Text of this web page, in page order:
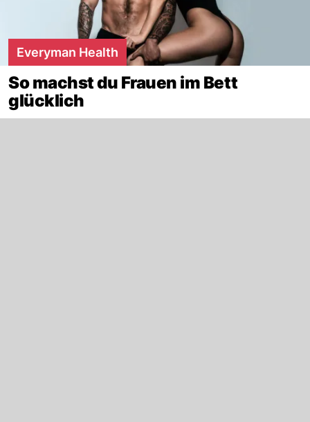
Everyman Health
So machst du Frauen im Bett
glücklich